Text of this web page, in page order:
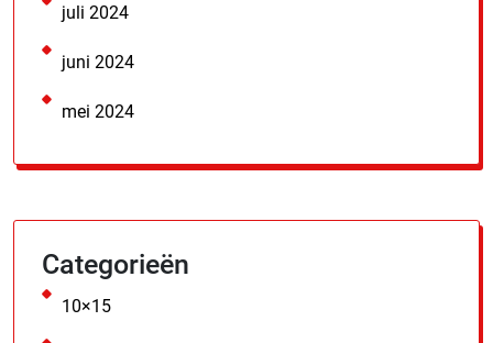
juli 2024
juni 2024
mei 2024
Categorieën
10×15